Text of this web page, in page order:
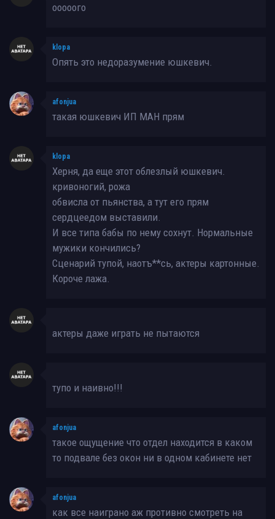
ооооого
klopa
Опять это недоразумение юшкевич.
afonjua
такая юшкевич ИП МАН прям
klopa
Херня, да еще этот облезлый юшкевич.
кривоногий, рожа
обвисла от пьянства, а тут его прям
сердцеедом выставили.
И все типа бабы по нему сохнут. Нормальные
мужики кончились?
Сценарий тупой, наотъ**сь, актеры картонные.
Короче лажа.
актеры даже играть не пытаются
тупо и наивно!!!
afonjua
такое ощущение что отдел находится в каком
то подвале без окон ни в одном кабинете нет
afonjua
как все наиграно аж противно смотреть на